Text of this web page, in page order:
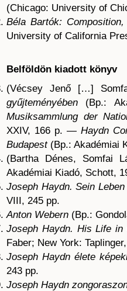
(Chicago: University of
Béla Bartók:
University of California
Belföldön kiadott könyv
(Vécsey Jenő […]
gyűjteményében (Bp.:
Musiksammlung der
XXIV, 166 p. — Haydn
Budapest(Bp.: Akadémiai
(Bartha Dénes, Somfai
Akadémiai Kiadó, Schott,
Joseph Haydn. Sein
VIII, 245 pp.
Anton Webern(Bp.:
Joseph Haydn. His Life in
Faber; New York:
Joseph Haydn élete
243 pp.
Joseph Haydn